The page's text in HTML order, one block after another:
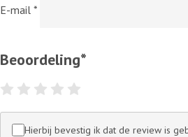
E-mail *
Beoordeling*
Hierbij bevestig ik dat de review is